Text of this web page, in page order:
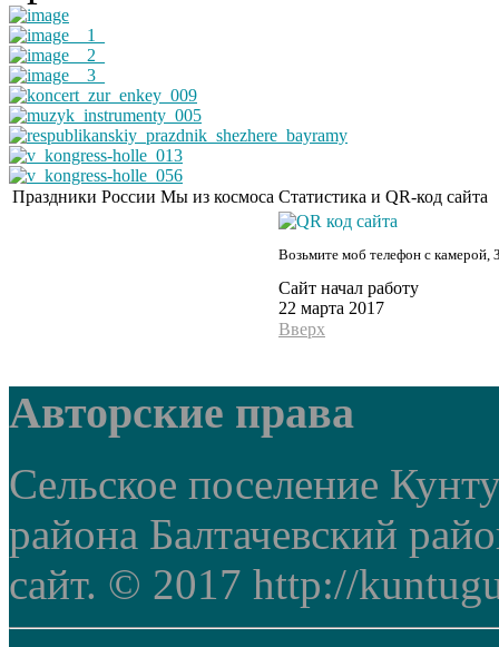
Праздники России Мы из космоса Статистика и QR-код сайта
Возьмите моб телефон с камерой,
Сайт начал работу
22 марта 2017
Вверх
Авторские права
Сельское поселение
района Балтачевский
сайт. © 2017 http://